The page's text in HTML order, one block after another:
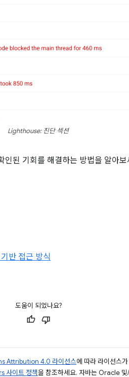
Lighthouse: 진단 섹션
된 기회를 해결하는 방법을 알아보
반 접근 방식
도움이 되었나요?
Attribution 4.0 라이선스에 따라 라이선스
사이트 정책을 참조하세요. 자바는 Oracle